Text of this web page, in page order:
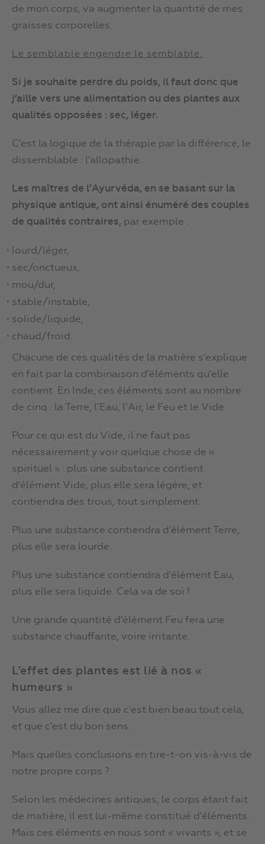
de mon corps, va augmenter la quantité de mes
graisses corporelles.
Le semblable engendre le semblable.
Si je souhaite perdre du poids, il faut donc que
j’aille vers une alimentation ou des plantes aux
qualités opposées : sec, léger.
C’est la logique de la thérapie par la différence, le
dissemblable : l’allopathie.
Les maîtres de l’Ayurvéda, en se basant sur la
physique antique, ont ainsi énuméré des couples
de qualités contraires, par exemple :
lourd/léger,
sec/onctueux,
mou/dur,
stable/instable,
solide/liquide,
chaud/froid.
Chacune de ces qualités de la matière s’explique
en fait par la combinaison d’éléments qu’elle
contient. En Inde, ces éléments sont au nombre
de cinq : la Terre, l’Eau, l’Air, le Feu et le Vide.
Pour ce qui est du Vide, il ne faut pas
nécessairement y voir quelque chose de «
spirituel » : plus une substance contient
d’élément Vide, plus elle sera légère, et
contiendra des trous, tout simplement.
Plus une substance contiendra d’élément Terre,
plus elle sera lourde.
Plus une substance contiendra d’élément Eau,
plus elle sera liquide. Cela va de soi !
Une grande quantité d’élément Feu fera une
substance chauffante, voire irritante.
L’effet des plantes est lié à nos «
humeurs »
Vous allez me dire que c’est bien beau tout cela,
et que c’est du bon sens.
Mais quelles conclusions en tire-t-on vis-à-vis de
notre propre corps ?
Selon les médecines antiques, le corps étant fait
de matière, il est lui-même constitué d’éléments.
Mais ces éléments en nous sont « vivants », et se